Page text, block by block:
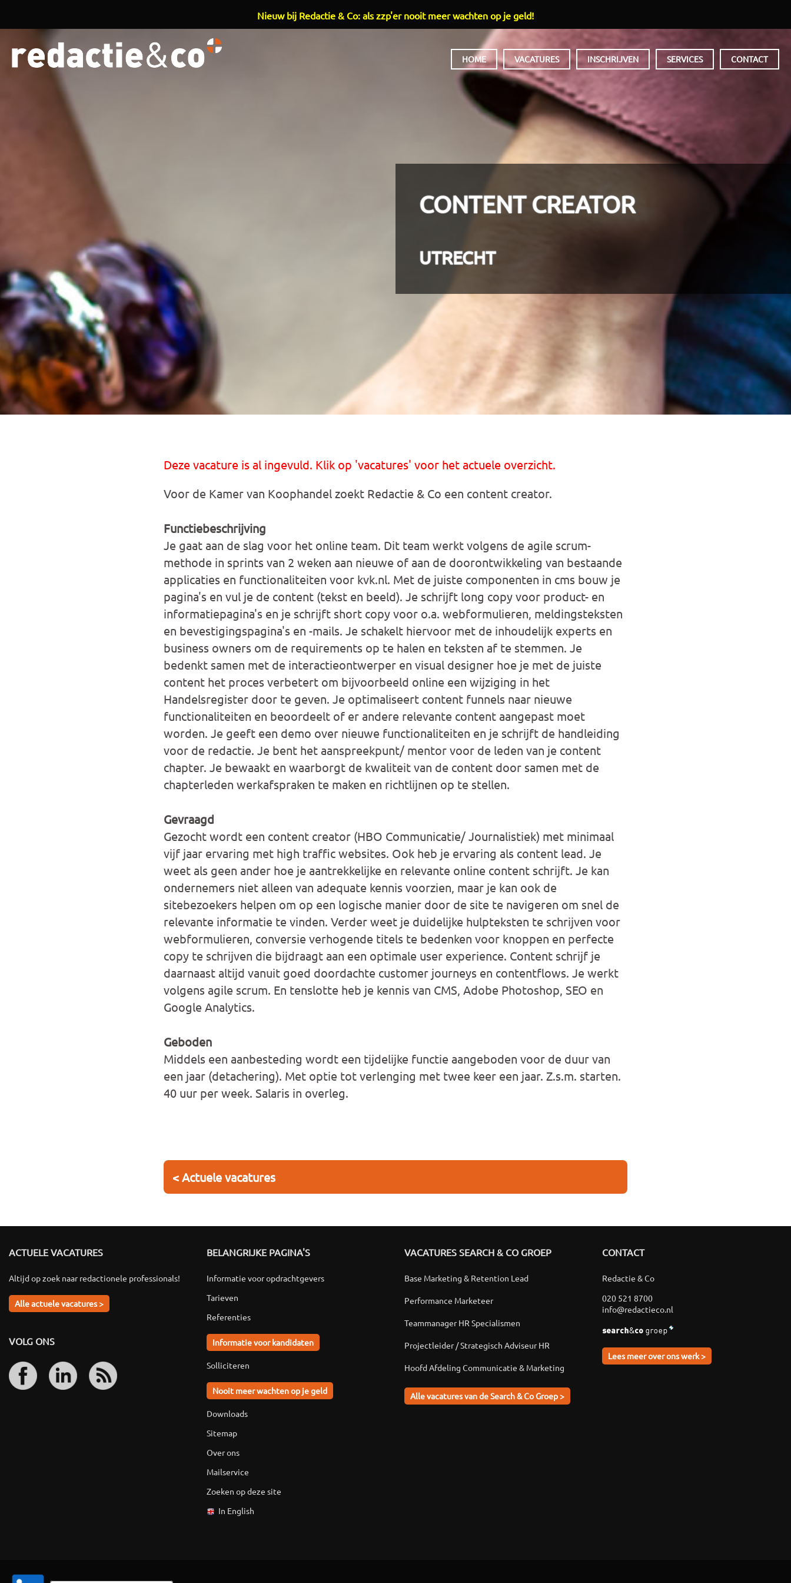
Overslaan en naar de inhoud gaan
HOME VACATURES INSCHRIJVEN SERVICES CONTACT
CONTENT CREATOR
UTRECHT
Deze vacature is al ingevuld. Klik op 'vacatures' voor het actuele overzicht.
Voor de Kamer van Koophandel zoekt Redactie & Co een content creator.
Functiebeschrijving
Je gaat aan de slag voor het online team. Dit team werkt volgens de agile scrum-
methode in sprints van 2 weken aan nieuwe of aan de doorontwikkeling van bestaande
applicaties en functionaliteiten voor kvk.nl. Met de juiste componenten in cms bouw je
pagina's en vul je de content (tekst en beeld). Je schrijft long copy voor product- en
informatiepagina's en je schrijft short copy voor o.a. webformulieren, meldingsteksten
en bevestigingspagina's en -mails. Je schakelt hiervoor met de inhoudelijk experts en
business owners om de requirements op te halen en teksten af te stemmen. Je
bedenkt samen met de interactieontwerper en visual designer hoe je met de juiste
content het proces verbetert om bijvoorbeeld online een wijziging in het
Handelsregister door te geven. Je optimaliseert content funnels naar nieuwe
functionaliteiten en beoordeelt of er andere relevante content aangepast moet
worden. Je geeft een demo over nieuwe functionaliteiten en je schrijft de handleiding
voor de redactie. Je bent het aanspreekpunt/ mentor voor de leden van je content
chapter. Je bewaakt en waarborgt de kwaliteit van de content door samen met de
chapterleden werkafspraken te maken en richtlijnen op te stellen.
Gevraagd
Gezocht wordt een content creator (HBO Communicatie/ Journalistiek) met minimaal
vijf jaar ervaring met high traffic websites. Ook heb je ervaring als content lead. Je
weet als geen ander hoe je aantrekkelijke en relevante online content schrijft. Je kan
ondernemers niet alleen van adequate kennis voorzien, maar je kan ook de
sitebezoekers helpen om op een logische manier door de site te navigeren om snel de
relevante informatie te vinden. Verder weet je duidelijke hulpteksten te schrijven voor
webformulieren, conversie verhogende titels te bedenken voor knoppen en perfecte
copy te schrijven die bijdraagt aan een optimale user experience. Content schrijf je
daarnaast altijd vanuit goed doordachte customer journeys en contentflows. Je werkt
volgens agile scrum. En tenslotte heb je kennis van CMS, Adobe Photoshop, SEO en
Google Analytics.
Geboden
Middels een aanbesteding wordt een tijdelijke functie aangeboden voor de duur van
een jaar (detachering). Met optie tot verlenging met twee keer een jaar. Z.s.m. starten.
40 uur per week. Salaris in overleg.
< Actuele vacatures
ACTUELE VACATURES
Altijd op zoek naar redactionele professionals!
Alle actuele vacatures >
VOLG ONS
BELANGRIJKE PAGINA'S
Informatie voor opdrachtgevers
Tarieven
Referenties
Informatie voor kandidaten
Solliciteren
Nooit meer wachten op je geld
Downloads
Sitemap
Over ons
Mailservice
Zoeken op deze site
In English
VACATURES SEARCH & CO GROEP
Base Marketing & Retention Lead
Performance Marketeer
Teammanager HR Specialismen
Projectleider / Strategisch Adviseur HR
Hoofd Afdeling Communicatie & Marketing
Alle vacatures van de Search & Co Groep >
CONTACT
Redactie & Co
020 521 8700
info@redactieco.nl
Lees meer over ons werk >
Nieuw bij Redactie & Co: als zzp'er nooit meer wachten op je geld!